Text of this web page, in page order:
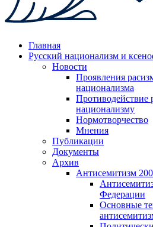
Главная
Русский национализм и
Новости
Проявления
национализма
Противодействие
национализму
Нормотворчество
Мнения
Публикации
Документы
Архив
Антисемитизм
Федерации
Основные